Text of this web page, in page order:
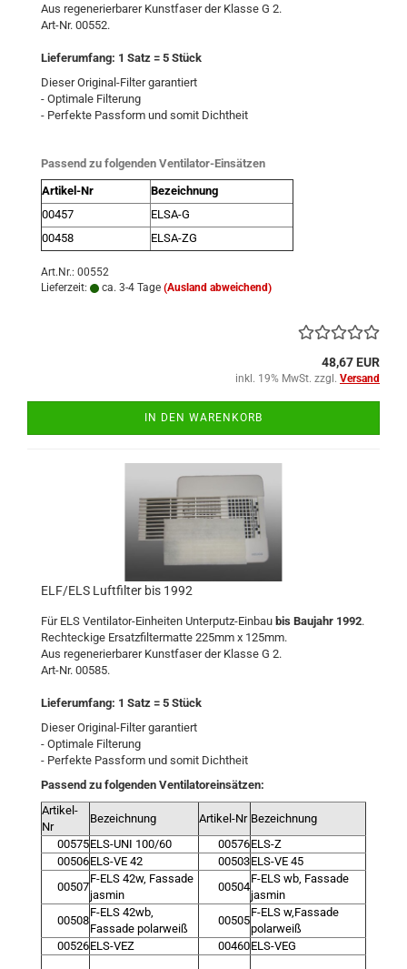
Aus regenerierbarer Kunstfaser der Klasse G 2.
Art-Nr. 00552.
Lieferumfang: 1 Satz = 5 Stück
Dieser Original-Filter garantiert
- Optimale Filterung
- Perfekte Passform und somit Dichtheit
Passend zu folgenden Ventilator-Einsätzen
Artikel-Nr
Bezeichnung
00457
ELSA-G
00458
ELSA-ZG
Art.Nr.: 00552
Lieferzeit:
ca. 3-4 Tage (Ausland abweichend)
48,67 EUR
inkl. 19% MwSt. zzgl. Versand
IN DEN WARENKORB
ELF/ELS Luftfilter bis 1992
Für ELS Ventilator-Einheiten Unterputz-Einbau bis Baujahr 1992.
Rechteckige Ersatzfiltermatte 225mm x 125mm.
Aus regenerierbarer Kunstfaser der Klasse G 2.
Art-Nr. 00585.
Lieferumfang: 1 Satz = 5 Stück
Dieser Original-Filter garantiert
- Optimale Filterung
- Perfekte Passform und somit Dichtheit
Passend zu folgenden Ventilatoreinsätzen:
Artikel-
Nr
Bezeichnung Artikel-Nr Bezeichnung
00575ELS-UNI 100/60 00576ELS-Z
00506ELS-VE 42 00503ELS-VE 45
00507
F-ELS 42w, Fassade
jasmin
00504
F-ELS wb, Fassade
jasmin
00508
F-ELS 42wb,
Fassade polarweiß
00505
F-ELS w,Fassade
polarweiß
00526ELS-VEZ 00460ELS-VEG